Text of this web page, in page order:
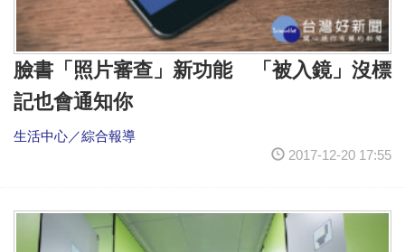
臉書「照片審查」新功能 「被入鏡」沒標
記也會通知你
生活中心／綜合報導
2017-12-20 17:55